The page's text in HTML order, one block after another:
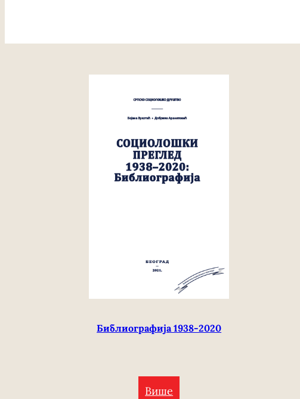
Библиографија 1938-2020
Више